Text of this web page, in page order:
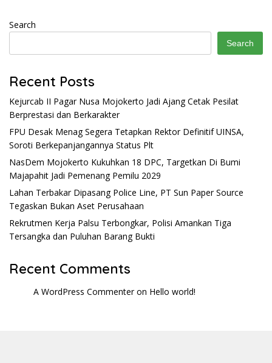
Search
Search
Recent Posts
Kejurcab II Pagar Nusa Mojokerto Jadi Ajang Cetak Pesilat
Berprestasi dan Berkarakter
FPU Desak Menag Segera Tetapkan Rektor Definitif UINSA,
Soroti Berkepanjangannya Status Plt
NasDem Mojokerto Kukuhkan 18 DPC, Targetkan Di Bumi
Majapahit Jadi Pemenang Pemilu 2029
Lahan Terbakar Dipasang Police Line, PT Sun Paper Source
Tegaskan Bukan Aset Perusahaan
Rekrutmen Kerja Palsu Terbongkar, Polisi Amankan Tiga
Tersangka dan Puluhan Barang Bukti
Recent Comments
A WordPress Commenteron Hello world!